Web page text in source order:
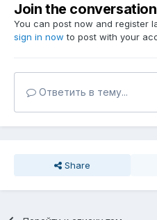
Join the conversation
You can post now and register
sign in now to post with your
Ответить в тему...
Share